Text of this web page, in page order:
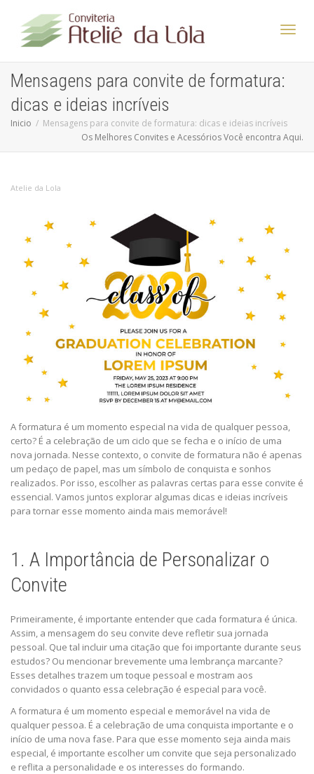
Mensagens para convite de formatura:
dicas e ideias incríveis
Inicio
Mensagens para convite de formatura: dicas e ideias incríveis
Os Melhores Convites e Acessórios Você encontra Aqui.
Atelie da Lola
A formatura é um momento especial na vida de qualquer pessoa,
certo? É a celebração de um ciclo que se fecha e o início de uma
nova jornada. Nesse contexto, o convite de formatura não é apenas
um pedaço de papel, mas um símbolo de conquista e sonhos
realizados. Por isso, escolher as palavras certas para esse convite é
essencial. Vamos juntos explorar algumas dicas e ideias incríveis
para tornar esse momento ainda mais memorável!
1. A Importância de Personalizar o
Convite
Primeiramente, é importante entender que cada formatura é única.
Assim, a mensagem do seu convite deve refletir sua jornada
pessoal. Que tal incluir uma citação que foi importante durante seus
estudos? Ou mencionar brevemente uma lembrança marcante?
Esses detalhes trazem um toque pessoal e mostram aos
convidados o quanto essa celebração é especial para você.
A formatura é um momento especial e memorável na vida de
qualquer pessoa. É a celebração de uma conquista importante e o
início de uma nova fase. Para que esse momento seja ainda mais
especial, é importante escolher um convite que seja personalizado
e reflita a personalidade e os interesses do formando.